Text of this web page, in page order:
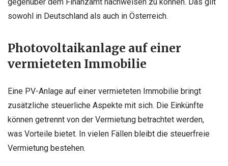
sowohl in Deutschland als auch in Österreich.
Photovoltaikanlage auf einer
vermieteten Immobilie
Eine PV-Anlage auf einer vermieteten Immobilie bringt
zusätzliche steuerliche Aspekte mit sich. Die Einkünfte
können getrennt von der Vermietung betrachtet werden,
was Vorteile bietet. In vielen Fällen bleibt die steuerfreie
Vermietung bestehen.